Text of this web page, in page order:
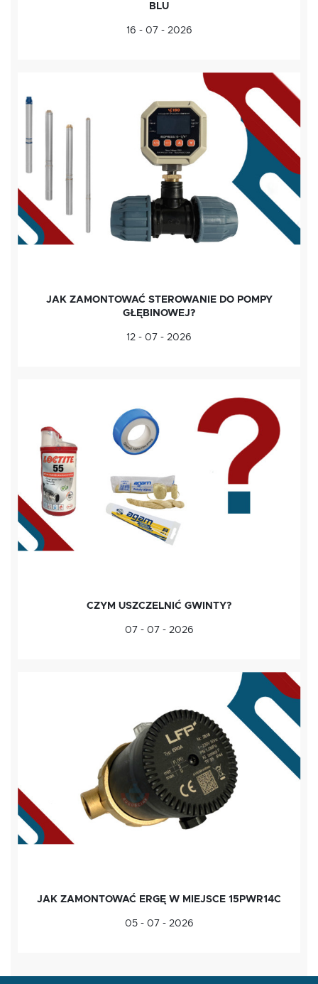
BLU
16 - 07 - 2026
JAK ZAMONTOWAĆ STEROWANIE DO POMPY
GŁĘBINOWEJ?
12 - 07 - 2026
CZYM USZCZELNIĆ GWINTY?
07 - 07 - 2026
JAK ZAMONTOWAĆ ERGĘ W MIEJSCE 15PWR14C
05 - 07 - 2026